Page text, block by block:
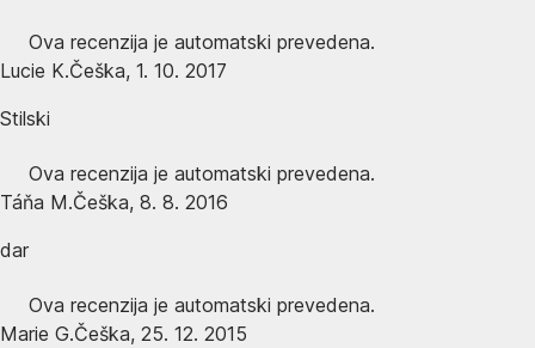
Ova recenzija je automatski prevedena.
Lucie K.Češka, 1. 10. 2017
Stilski
Ova recenzija je automatski prevedena.
Táňa M.Češka, 8. 8. 2016
dar
Ova recenzija je automatski prevedena.
Marie G.Češka, 25. 12. 2015